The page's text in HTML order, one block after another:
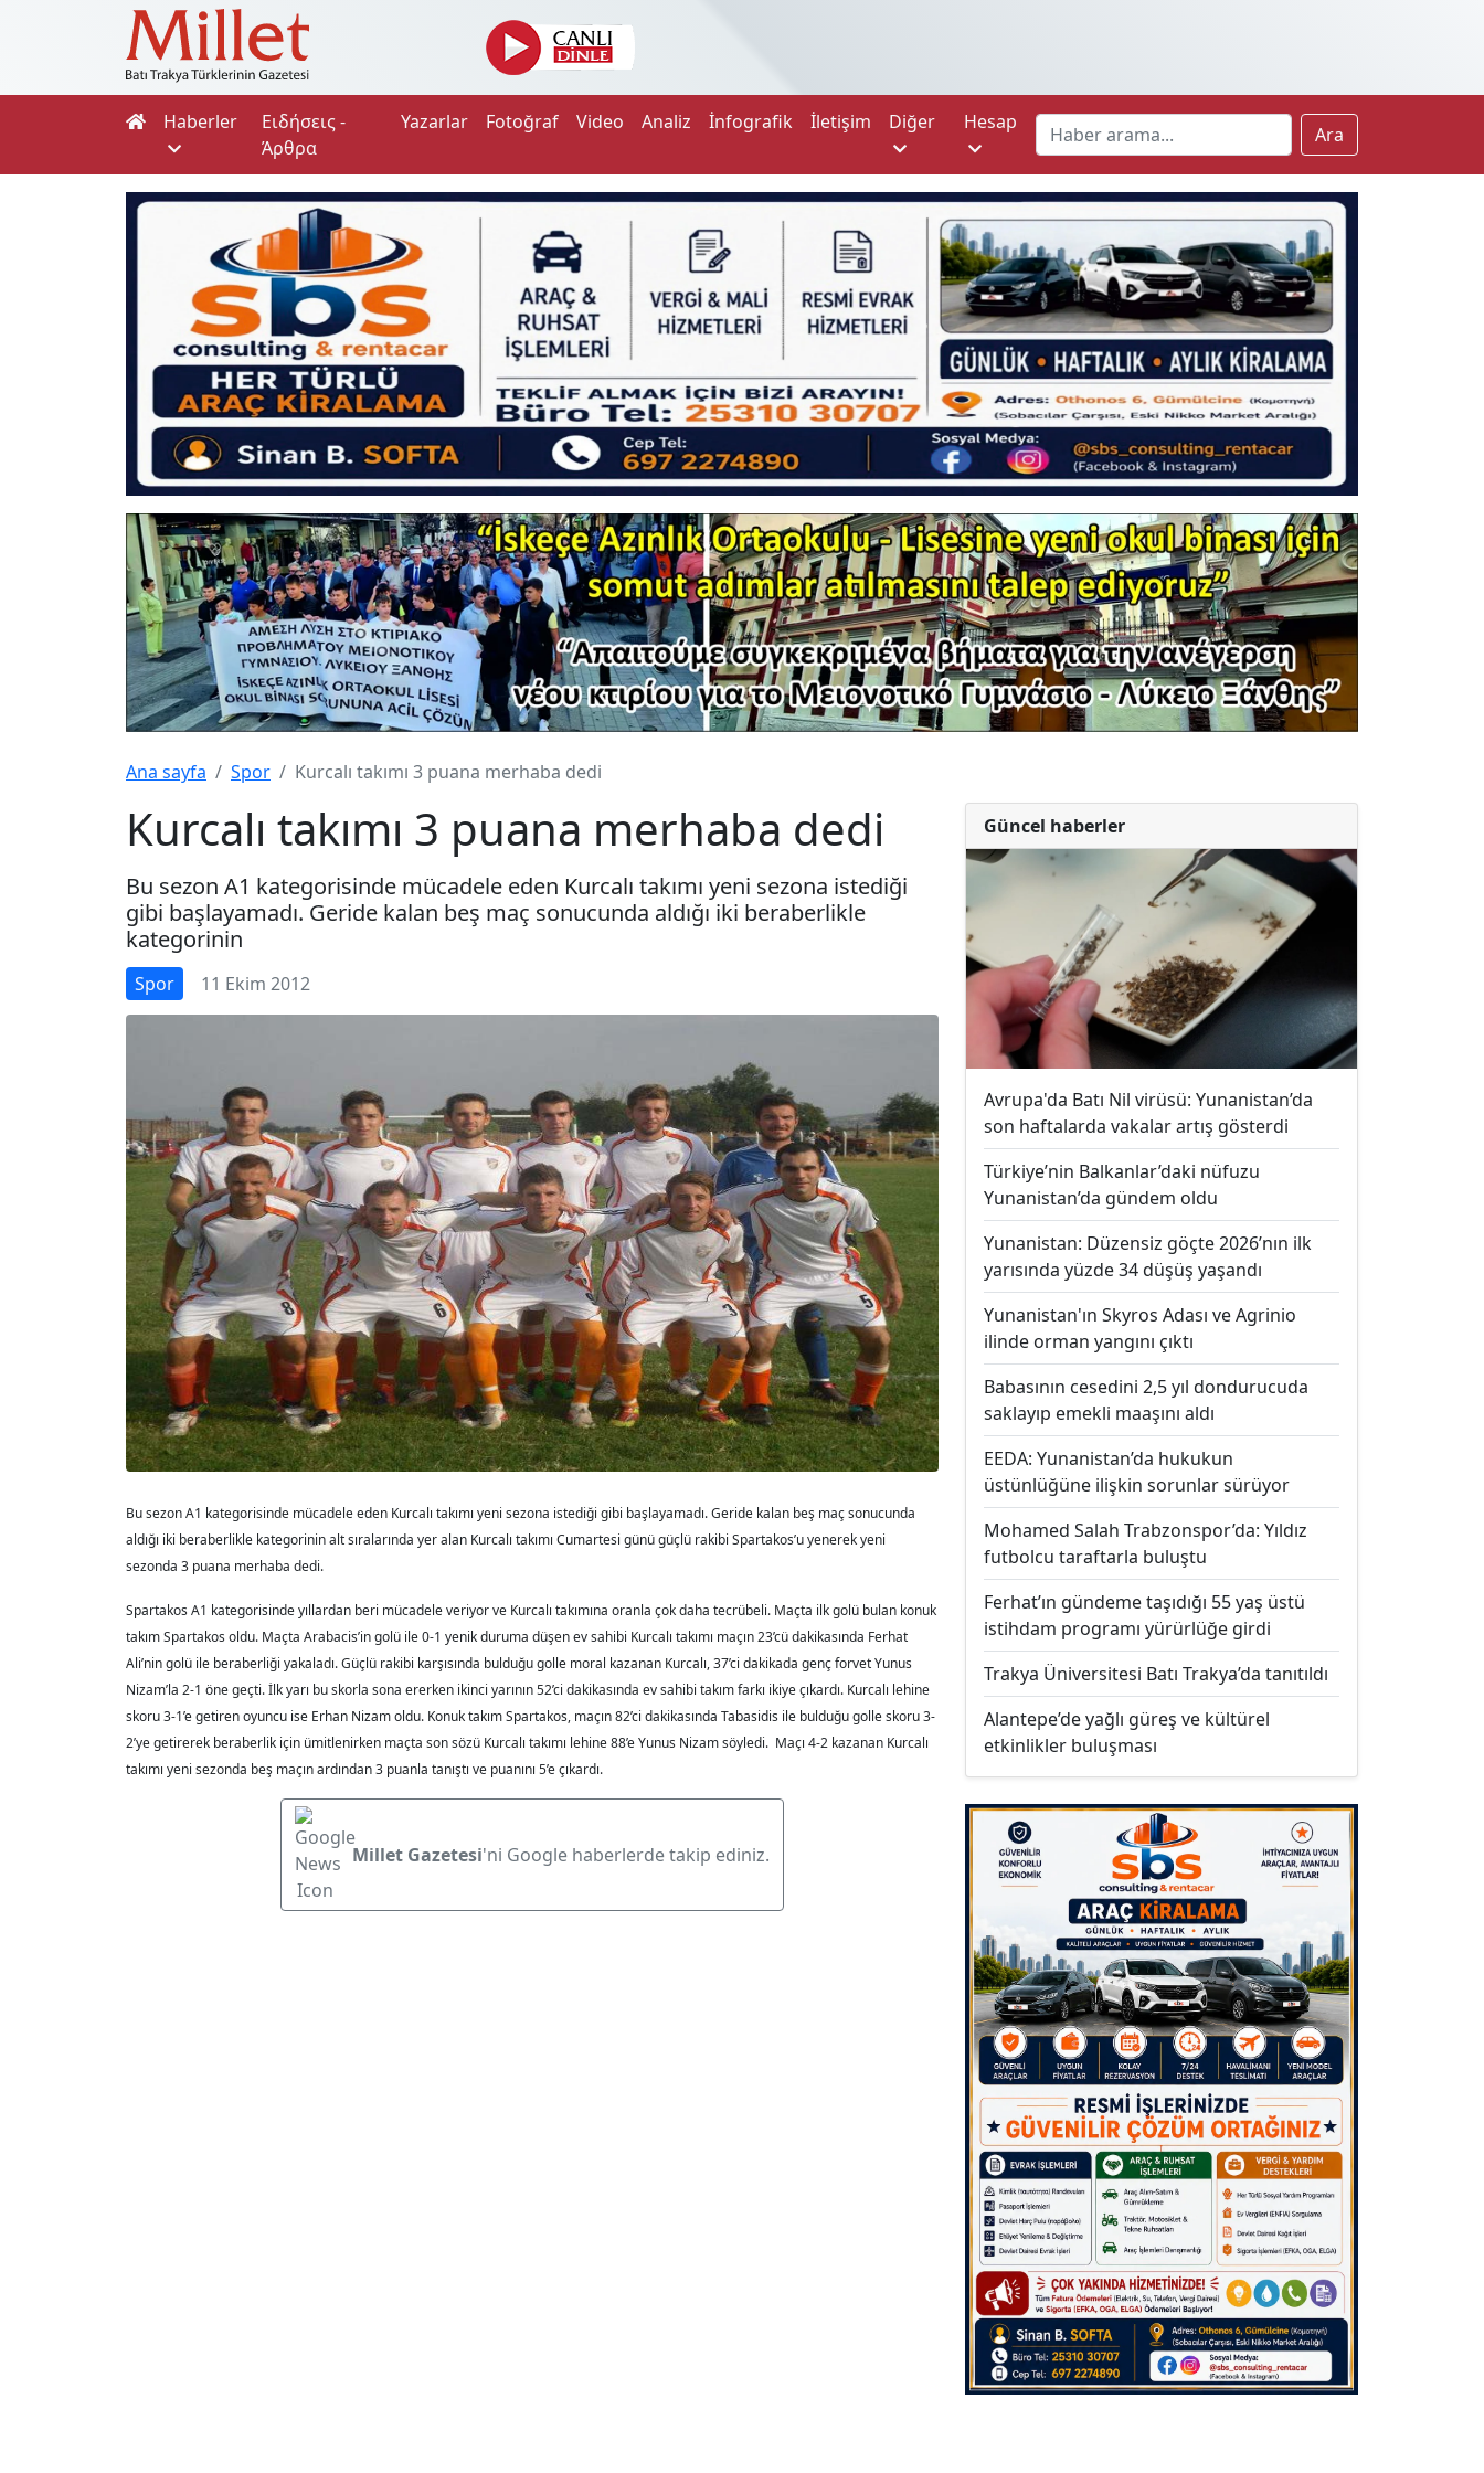
Haberler
Ειδήσεις -
Άρθρα
Yazarlar Fotoğraf Video Analiz İnfografik İletişim Diğer Hesap
Ara
Ana sayfa Spor Kurcalı takımı 3 puana merhaba dedi
Kurcalı takımı 3 puana merhaba dedi
Bu sezon A1 kategorisinde mücadele eden Kurcalı takımı yeni sezona istediği
gibi başlayamadı. Geride kalan beş maç sonucunda aldığı iki beraberlikle
kategorinin
Spor 11 Ekim 2012
Bu sezon A1 kategorisinde mücadele eden Kurcalı takımı yeni sezona istediği gibi başlayamadı. Geride kalan beş maç sonucunda
aldığı iki beraberlikle kategorinin alt sıralarında yer alan Kurcalı takımı Cumartesi günü güçlü rakibi Spartakos’u yenerek yeni
sezonda 3 puana merhaba dedi.
Spartakos A1 kategorisinde yıllardan beri mücadele veriyor ve Kurcalı takımına oranla çok daha tecrübeli. Maçta ilk golü bulan konuk
takım Spartakos oldu. Maçta Arabacis’in golü ile 0-1 yenik duruma düşen ev sahibi Kurcalı takımı maçın 23’cü dakikasında Ferhat
Ali’nin golü ile beraberliği yakaladı. Güçlü rakibi karşısında bulduğu golle moral kazanan Kurcalı, 37’ci dakikada genç forvet Yunus
Nizam’la 2-1 öne geçti. İlk yarı bu skorla sona ererken ikinci yarının 52’ci dakikasında ev sahibi takım farkı ikiye çıkardı. Kurcalı lehine
skoru 3-1’e getiren oyuncu ise Erhan Nizam oldu. Konuk takım Spartakos, maçın 82’ci dakikasında Tabasidis ile bulduğu golle skoru 3-
2’ye getirerek beraberlik için ümitlenirken maçta son sözü Kurcalı takımı lehine 88’e Yunus Nizam söyledi. Maçı 4-2 kazanan Kurcalı
takımı yeni sezonda beş maçın ardından 3 puanla tanıştı ve puanını 5’e çıkardı.
Millet Gazetesi'ni Google haberlerde takip ediniz.
Güncel haberler
Avrupa'da Batı Nil virüsü: Yunanistan’da
son haftalarda vakalar artış gösterdi
Türkiye’nin Balkanlar’daki nüfuzu
Yunanistan’da gündem oldu
Yunanistan: Düzensiz göçte 2026’nın ilk
yarısında yüzde 34 düşüş yaşandı
Yunanistan'ın Skyros Adası ve Agrinio
ilinde orman yangını çıktı
Babasının cesedini 2,5 yıl dondurucuda
saklayıp emekli maaşını aldı
EEDA: Yunanistan’da hukukun
üstünlüğüne ilişkin sorunlar sürüyor
Mohamed Salah Trabzonspor’da: Yıldız
futbolcu taraftarla buluştu
Ferhat’ın gündeme taşıdığı 55 yaş üstü
istihdam programı yürürlüğe girdi
Trakya Üniversitesi Batı Trakya’da tanıtıldı
Alantepe’de yağlı güreş ve kültürel
etkinlikler buluşması